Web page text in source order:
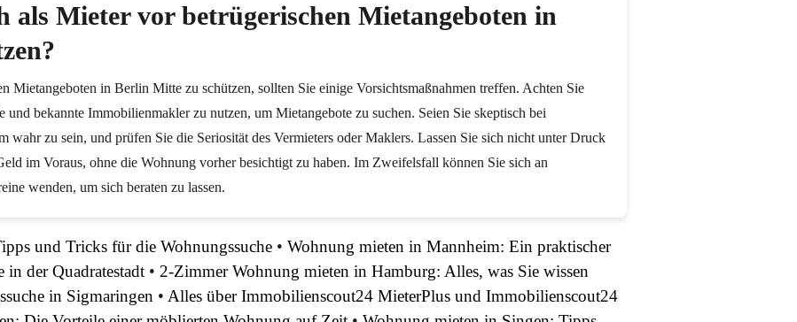
als Mieter vor betrügerischen Mietangeboten in
Mietangeboten in Berlin Mitte zu schützen, sollten Sie einige Vorsichtsmaßnahmen treffen. Achten Sie
und bekannte Immobilienmakler zu nutzen, um Mietangebote zu suchen. Seien Sie skeptisch bei
wahr zu sein, und prüfen Sie die Seriosität des Vermieters oder Maklers. Lassen Sie sich nicht unter Druck
im Voraus, ohne die Wohnung vorher besichtigt zu haben. Im Zweifelsfall können Sie sich an
wenden, um sich beraten zu lassen.
und Tricks für die Wohnungssuche • Wohnung mieten in Mannheim: Ein praktischer
der Quadratestadt • 2-Zimmer Wohnung mieten in Hamburg: Alles, was Sie wissen
in Sigmaringen • Alles über Immobilienscout24 MieterPlus und Immobilienscout24